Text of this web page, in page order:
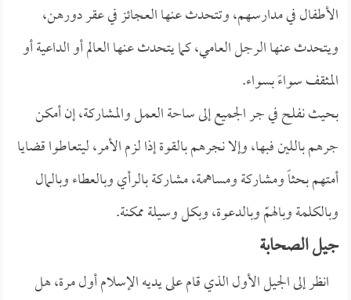
الأطفال في مدارسهم، وتتحدث عنها العجائز في عقر دورهن،
ويتحدث عنها الرجل العامي، كما يتحدث عنها العالم أو الداعية أو
المثقف سواءً بسواء.
بحيث نفلح في جر الجميع إلى ساحة العمل والمشاركة، إن أمكن
جرهم باللين فبها، وإلا نجرهم بالقوة إذا لزم الأمر، ليتعاطوا قضايا
أمتهم بحثاً ومشاركة ومساهمة، مشاركة بالرأي وبالعطاء وبالمال
وبالكلمة وبالهمّ وبالدعوة، وبكل وسيلة ممكنة.
جيل الصحابة
انظر إلى الجيل الأول الذي قام على يديه الإسلام أول مرة، هل